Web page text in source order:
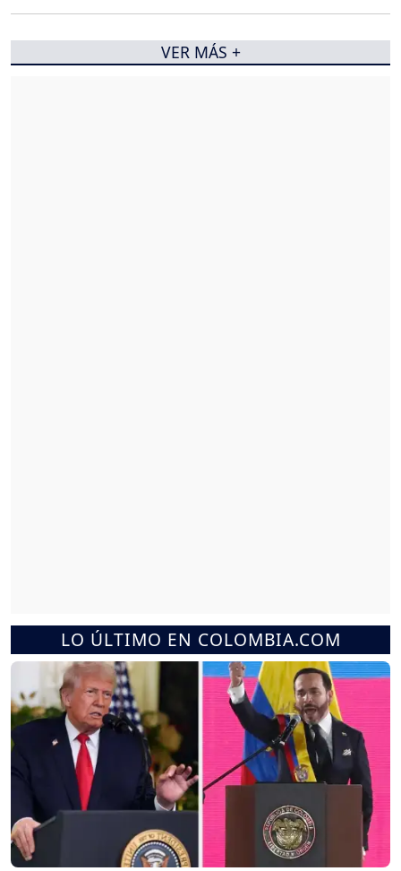
LO ÚLTIMO EN COLOMBIA.COM
VER MÁS +